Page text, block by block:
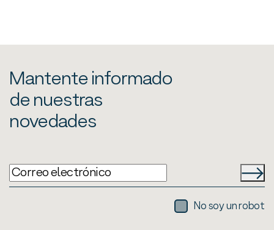
Mantente informado
de nuestras
novedades
No soy un robot